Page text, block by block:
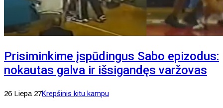
Prisiminkime įspūdingus Sabo epizodus:
nokautas galva ir išsigandęs varžovas
26 Liepa 27Krepšinis kitu kampu